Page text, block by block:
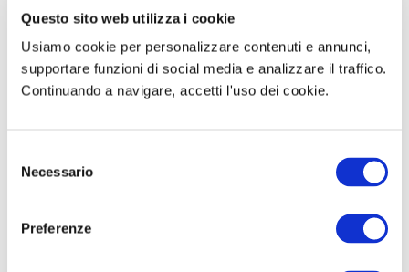
Questo sito web utilizza i cookie
Usiamo cookie per personalizzare contenuti e annunci,
supportare funzioni di social media e analizzare il traffico.
Continuando a navigare, accetti l'uso dei cookie.
Necessario
Preferenze
Prova Scritta — mercoledì 8 luglio 2026
La prova scritta consiste in una serie didomande
Ciascuna prova è valutata normalmente per un
massimo di
; la sufficienza si raggiunge
sufficienza non è ammesso alla prova orale. La